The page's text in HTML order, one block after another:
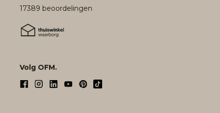
17389 beoordelingen
Volg OFM.